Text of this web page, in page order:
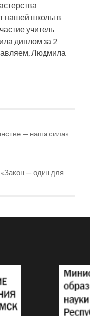
нашей школы в
учитель
диплом за 2
Людмила
— наша сила»
«Закон — один для